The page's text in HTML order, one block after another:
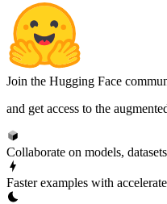
Join the Hugging Face
and get access to the
Collaborate on models,
Faster examples with